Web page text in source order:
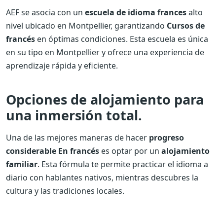
AEF se asocia con un escuela de idioma francesalto
nivel ubicado en Montpellier, garantizando Cursos de
francés en óptimas condiciones. Esta escuela es única
en su tipo en Montpellier y ofrece una experiencia de
aprendizaje rápida y eficiente.
Opciones de alojamiento para
una inmersión total.
Una de las mejores maneras de hacer progreso
considerable En francés es optar por un alojamiento
familiar. Esta fórmula te permite practicar el idioma a
diario con hablantes nativos, mientras descubres la
cultura y las tradiciones locales.